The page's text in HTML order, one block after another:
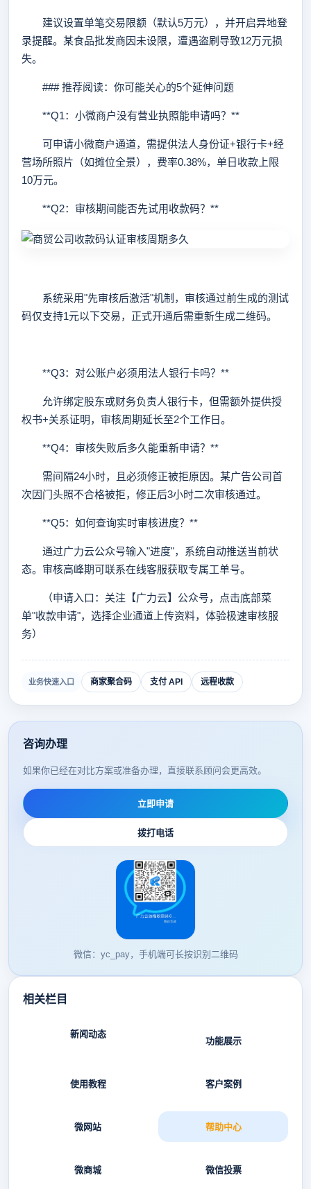
建议设置单笔交易限额（默认5万元），并开启异地登
录提醒。某食品批发商因未设限，遭遇盗刷导致12万元损
失。
### 推荐阅读：你可能关心的5个延伸问题
**Q1：小微商户没有营业执照能申请吗？**
可申请小微商户通道，需提供法人身份证+银行卡+经
营场所照片（如摊位全景），费率0.38%，单日收款上限
10万元。
**Q2：审核期间能否先试用收款码？**
系统采用"先审核后激活"机制，审核通过前生成的测试
码仅支持1元以下交易，正式开通后需重新生成二维码。
**Q3：对公账户必须用法人银行卡吗？**
允许绑定股东或财务负责人银行卡，但需额外提供授
权书+关系证明，审核周期延长至2个工作日。
**Q4：审核失败后多久能重新申请？**
需间隔24小时，且必须修正被拒原因。某广告公司首
次因门头照不合格被拒，修正后3小时二次审核通过。
**Q5：如何查询实时审核进度？**
通过广力云公众号输入"进度"，系统自动推送当前状
态。审核高峰期可联系在线客服获取专属工单号。
（申请入口：关注【广力云】公众号，点击底部菜
单"收款申请"，选择企业通道上传资料，体验极速审核服
务）
业务快速入口 商家聚合码 支付 API 远程收款
咨询办理
如果你已经在对比方案或准备办理，直接联系顾问会更高效。
立即申请
拨打电话
微信：yc_pay，手机端可长按识别二维码
相关栏目
新闻动态
功能展示
使用教程 客户案例
微网站 帮助中心
微商城 微信投票